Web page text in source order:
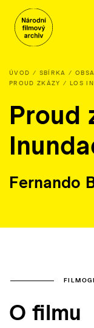
ÚVOD SBÍRKA
PROUD ZKÁZY / LOS
Proud
Fernando
O filmu